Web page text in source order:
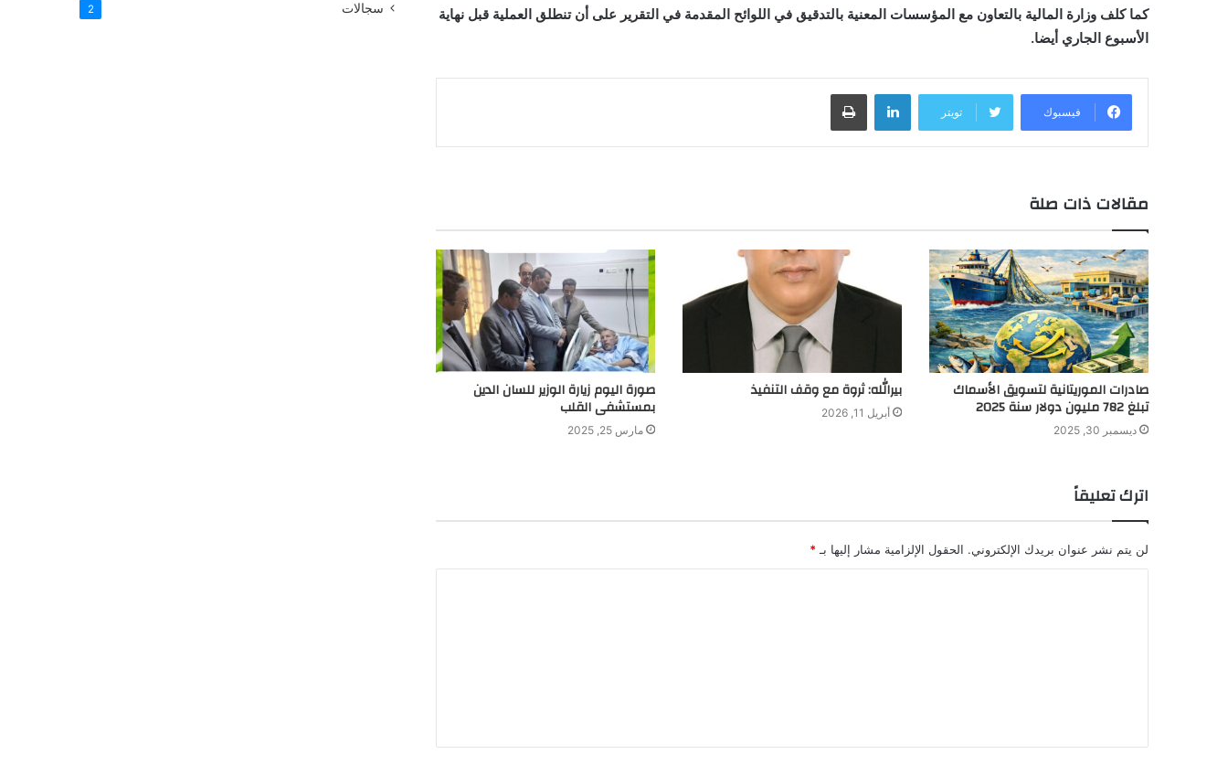
كما كلف وزارة المالية بالتعاون مع المؤسسات المعنية بالتدقيق في اللوائح المقدمة في التقرير على أن تنطلق العملية قبل نهاية
الأسبوع الجاري أيضا.
فيسبوك تويتر
لينكدإن
مقالات ذات صلة
صادرات الموريتانية لتسويق الأسماك
تبلغ 782 مليون دولار سنة 2025
ديسمبر 30, 2025
بيرالله: ثروة مع وقف التنفيذ
أبريل 11, 2026
صورة اليوم زيارة الوزير للسان الدين
بمستشفى القلب
مارس 25, 2025
اترك تعليقاً
لن يتم نشر عنوان بريدك الإلكتروني. الحقول الإلزامية مشار إليها بـ *
ق
سجالات 2